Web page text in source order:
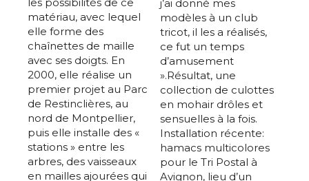
les possibilités de ce
matériau, avec lequel
elle forme des
chaînettes de maille
avec ses doigts. En
2000, elle réalise un
premier projet au Parc
de Restinclières, au
nord de Montpellier,
puis elle installe des «
stations » entre les
arbres, des vaisseaux
en mailles ajourées qui
j’ai donné mes
modèles à un club
tricot, il les a réalisés,
ce fut un temps
d’amusement
».Résultat, une
collection de culottes
en mohair drôles et
sensuelles à la fois.
Installation récente:
hamacs multicolores
pour le Tri Postal à
Avignon, lieu d’un